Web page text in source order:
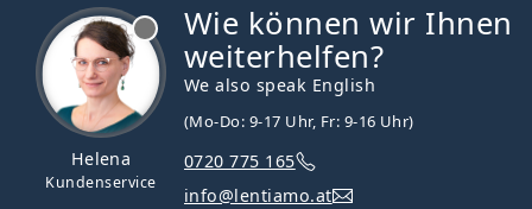
Helena
Kundenservice
Wie können wir Ihnen
weiterhelfen?
We also speak English
(Mo-Do: 9-17 Uhr, Fr: 9-16 Uhr)
0720 775 165
info@lentiamo.at